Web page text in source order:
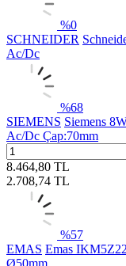
%0
SCHNEIDER
Ac/Dc
%68
SIEMENS Siemens
Ac/Dc Çap:70mm
8.464,80 TL
2.708,74 TL
%57
EMAS Emas
Ø50mm